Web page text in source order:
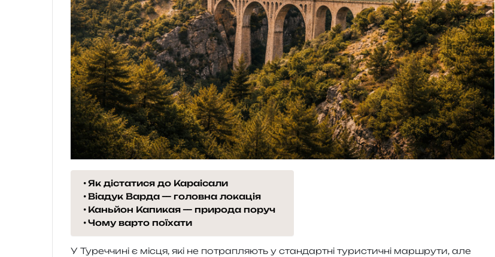
Як дістатися до Караісали
Віадук Варда — головна локація
Каньйон Капикая — природа поруч
Чому варто поїхати
У Туреччині є місця, які не потра­пля­ють у стан­дар­тні тури­сти­чні мар­шру­ти, але